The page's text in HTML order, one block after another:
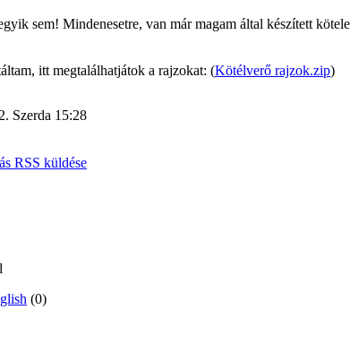
sem! Mindenesetre, van már magam által készített
itt megtalálhatjátok a rajzokat: (Kötélverő rajzok.zip)
Szerda 15:28
(0)